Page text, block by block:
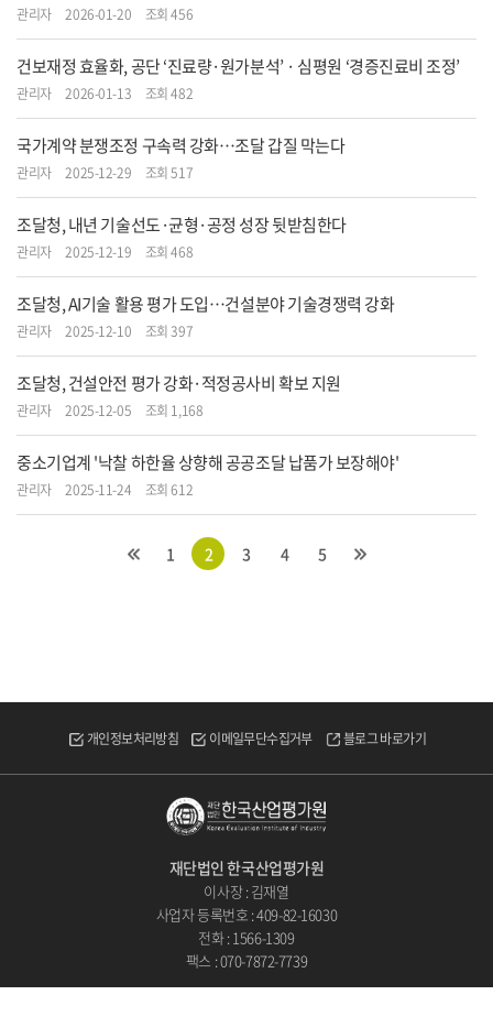
관리자 2026-01-20 조회 456
건보재정 효율화, 공단 ‘진료량·원가분석’ · 심평원 ‘경증진료비 조정’
관리자 2026-01-13 조회 482
국가계약 분쟁조정 구속력 강화…조달 갑질 막는다
관리자 2025-12-29 조회 517
조달청, 내년 기술선도·균형·공정 성장 뒷받침한다
관리자 2025-12-19 조회 468
조달청, AI기술 활용 평가 도입…건설분야 기술경쟁력 강화
관리자 2025-12-10 조회 397
조달청, 건설안전 평가 강화·적정공사비 확보 지원
관리자 2025-12-05 조회 1,168
중소기업계 '낙찰 하한율 상향해 공공조달 납품가 보장해야'
관리자 2025-11-24 조회 612
1 2 3 4 5
개인정보처리방침 이메일무단수집거부 블로그 바로가기
재단법인 한국산업평가원
이사장 : 김재열
사업자 등록번호 : 409-82-16030
전화 : 1566-1309
팩스 : 070-7872-7739